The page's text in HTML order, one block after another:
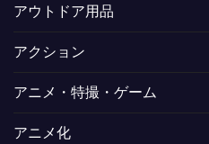
アウトドア用品
アクション
アニメ・特撮・ゲーム
アニメ化